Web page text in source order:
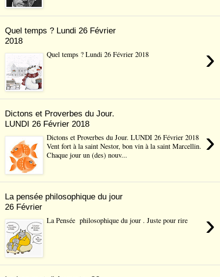
Quel temps ? Lundi 26 Février
2018
›
Quel temps ? Lundi 26 Février 2018
Dictons et Proverbes du Jour.
LUNDI 26 Février 2018
›
Dictons et Proverbes du Jour. LUNDI 26 Février 2018
Vent fort à la saint Nestor, bon vin à la saint Marcellin.
Chaque jour un (des) nouv...
La pensée philosophique du jour
26 Février
›
La Pensée philosophique du jour . Juste pour rire